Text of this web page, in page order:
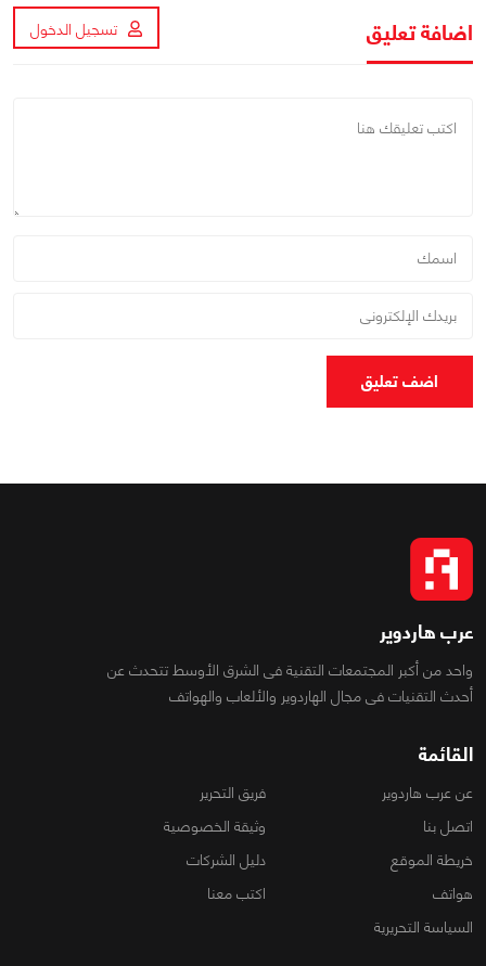
اضافة تعليق تسجيل الدخول
اضف تعليق
عرب هاردوير
واحد من أكبر المجتمعات التقنية فى الشرق الأوسط تتحدث عن
أحدث التقنيات فى مجال الهاردوير والألعاب والهواتف
القائمة
عن عرب هاردوير
فريق التحرير
اتصل بنا
وثيقة الخصوصية
خريطة الموقع
دليل الشركات
هواتف
اكتب معنا
السياسة التحريرية